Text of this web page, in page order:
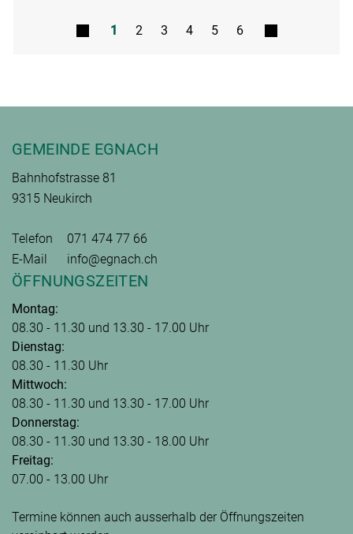
1 2 3 4 5 6
Fusszeile
GEMEINDE EGNACH
Bahnhofstrasse 81
9315 Neukirch
Telefon
071 474 77 66
E-Mail
info@egnach.ch
ÖFFNUNGSZEITEN
Montag:
08.30 - 11.30 und 13.30 - 17.00 Uhr
Dienstag:
08.30 - 11.30 Uhr
Mittwoch:
08.30 - 11.30 und 13.30 - 17.00 Uhr
Donnerstag:
08.30 - 11.30 und 13.30 - 18.00 Uhr
Freitag:
07.00 - 13.00 Uhr
Termine können auch ausserhalb der Öffnungszeiten